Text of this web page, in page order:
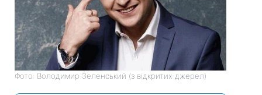
Фото: Володимир Зеленський (з відкритих джерел)